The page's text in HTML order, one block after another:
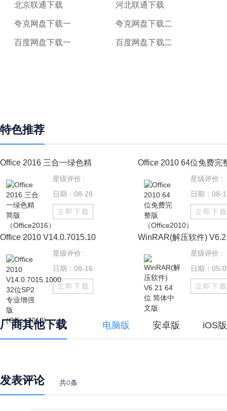
北京联通下载 河北联通下载
夸克网盘下载一 夸克网盘下载二
百度网盘下载一 百度网盘下载二
特色推荐
Office 2016 三合一绿色精
星级评价 :
日期：08-28
立即下载
Office 2010 64位免费完
星级评价 :
日期：08-
立即下载
Office 2010 V14.0.7015.10
星级评价 :
日期：08-16
立即下载
WinRAR(解压软件)
星级评价 :
日期：05-
立即下载
厂商其他下载 电脑版 安卓版 iOS版
发表评论 共0条